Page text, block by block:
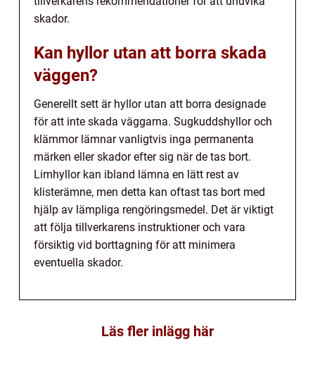
skador.
Kan hyllor utan att borra skada
väggen?
Generellt sett är hyllor utan att borra designade
för att inte skada väggarna. Sugkuddshyllor och
klämmor lämnar vanligtvis inga permanenta
märken eller skador efter sig när de tas bort.
Limhyllor kan ibland lämna en lätt rest av
klisterämne, men detta kan oftast tas bort med
hjälp av lämpliga rengöringsmedel. Det är viktigt
att följa tillverkarens instruktioner och vara
försiktig vid borttagning för att minimera
eventuella skador.
Läs fler inlägg här